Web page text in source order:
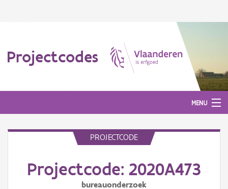
Projectcodes
MENU
PROJECTCODE
Projectcode: 2020A473
bureauonderzoek